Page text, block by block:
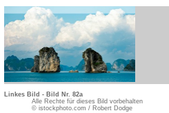
Linkes Bild - Bild Nr. 82a
Alle Rechte für dieses Bild vorbehalten
© istockphoto.com / Robert Dodge